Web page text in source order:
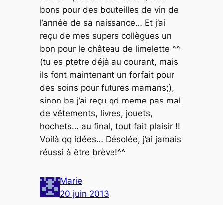
bons pour des bouteilles de vin de
l’année de sa naissance… Et j’ai
reçu de mes supers collègues un
bon pour le château de limelette ^^
(tu es ptetre déjà au courant, mais
ils font maintenant un forfait pour
des soins pour futures mamans;),
sinon ba j’ai reçu qd meme pas mal
de vêtements, livres, jouets,
hochets… au final, tout fait plaisir !!
Voilà qq idées… Désolée, j’ai jamais
réussi à être brève!^^
Marie
20 juin 2013